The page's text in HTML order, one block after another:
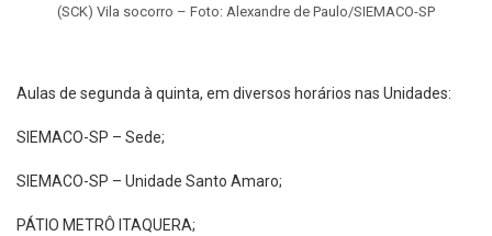
(SCK) Vila socorro – Foto: Alexandre de Paulo/SIEMACO-SP
Aulas de segunda à quinta, em diversos horários nas Unidades:
SIEMACO-SP – Sede;
SIEMACO-SP – Unidade Santo Amaro;
PÁTIO METRÔ ITAQUERA;